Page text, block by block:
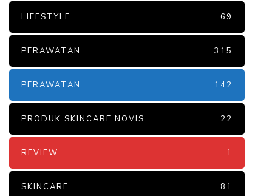
LIFESTYLE 69
PERAWATAN 315
PERAWATAN 142
PRODUK SKINCARE NOVIS 22
REVIEW 1
SKINCARE 81